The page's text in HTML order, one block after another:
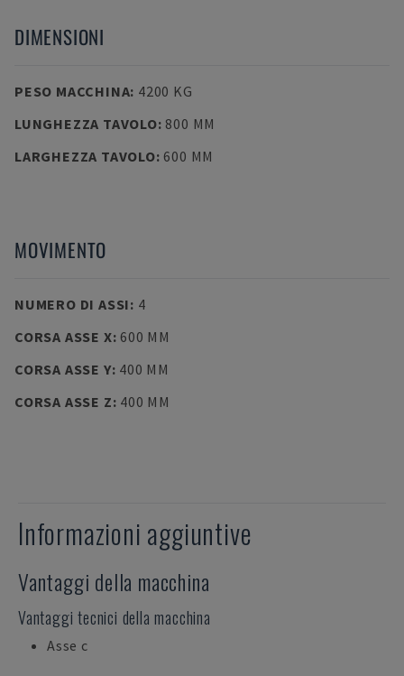
DIMENSIONI
PESO MACCHINA: 4200 KG
LUNGHEZZA TAVOLO: 800 MM
LARGHEZZA TAVOLO: 600 MM
MOVIMENTO
NUMERO DI ASSI: 4
CORSA ASSE X: 600 MM
CORSA ASSE Y: 400 MM
CORSA ASSE Z: 400 MM
Informazioni aggiuntive
Vantaggi della macchina
Vantaggi tecnici della macchina
Asse c